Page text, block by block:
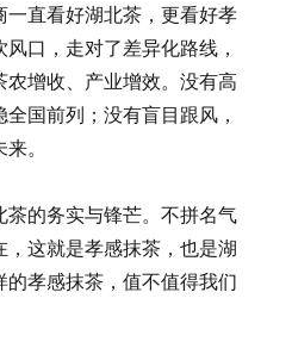
直看好湖北茶，更看好孝
口，走对了差异化路线，
增收、产业增效。没有高
国前列；没有盲目跟风，
。
的务实与锋芒。不拼名气
这就是孝感抹茶，也是湖
孝感抹茶，值不值得我们